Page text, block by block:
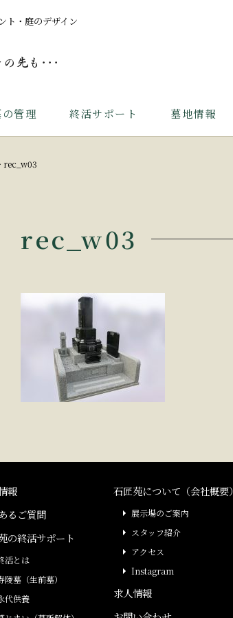
ト・庭のデザイン
の管理 終活サポート 墓地情報
rec_w03
rec_w03
報
るご質問
の終活サポート
活とは
陵墓（生前墓）
代供養
石匠苑について（会社概要）
展示場のご案内
スタッフ紹介
アクセス
Instagram
求人情報